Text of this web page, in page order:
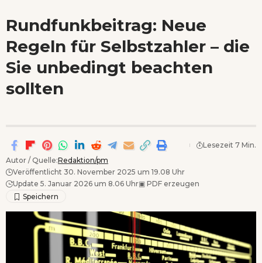
Rundfunkbeitrag: Neue
Regeln für Selbstzahler – die
Sie unbedingt beachten
sollten
Autor / Quelle:Redaktion/pm
Veröffentlicht 30. November 2025 um 19.08 Uhr
Update 5. Januar 2026 um 8.06 Uhr▣ PDF erzeugen
Lesezeit 7 Min.